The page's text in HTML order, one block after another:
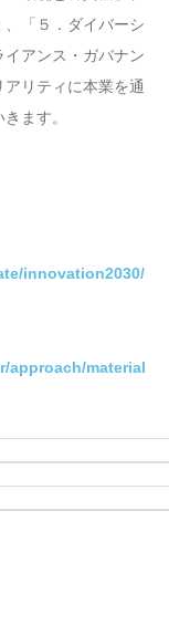
、「５．ダイバーシ
アンス・ガバナン
リティに本業を通
ます。
innovation2030/
approach/material